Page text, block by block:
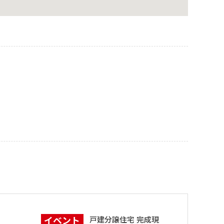
イベント
戸建分譲住宅 完成現